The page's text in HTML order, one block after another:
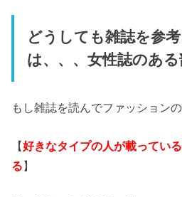
どうしても雑誌を参
は、、、女性誌のあ
もし雑誌を読んでファッション
【好きなタイプの人が載ってい
る】